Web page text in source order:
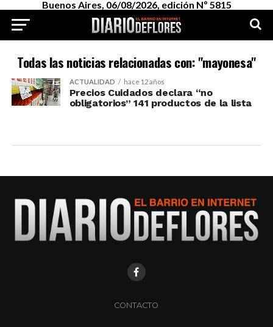
Buenos Aires, 06/08/2026, edición Nº 5815
Todas las noticias relacionadas con: "mayonesa"
ACTUALIDAD hace 12 años
Precios Cuidados declara “no
obligatorios” 141 productos de la lista
CONTACTO